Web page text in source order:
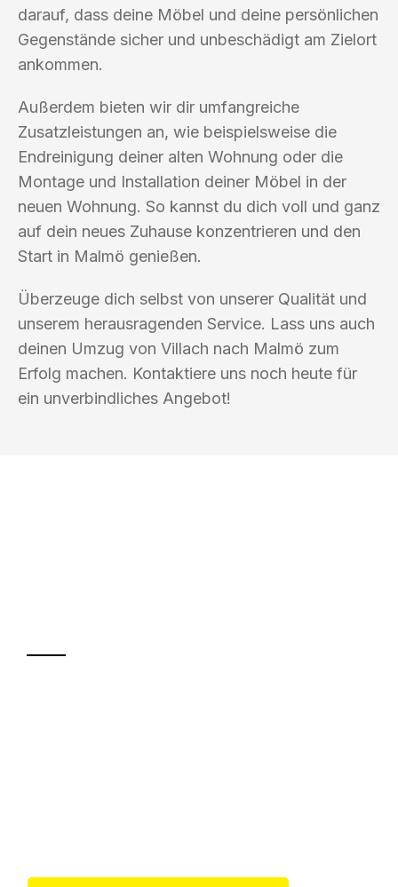
darauf, dass deine Möbel und deine persönlichen
Gegenstände sicher und unbeschädigt am Zielort
ankommen.
Außerdem bieten wir dir umfangreiche
Zusatzleistungen an, wie beispielsweise die
Endreinigung deiner alten Wohnung oder die
Montage und Installation deiner Möbel in der
neuen Wohnung. So kannst du dich voll und ganz
auf dein neues Zuhause konzentrieren und den
Start in Malmö genießen.
Überzeuge dich selbst von unserer Qualität und
unserem herausragenden Service. Lass uns auch
deinen Umzug von Villach nach Malmö zum
Erfolg machen. Kontaktiere uns noch heute für
ein unverbindliches Angebot!